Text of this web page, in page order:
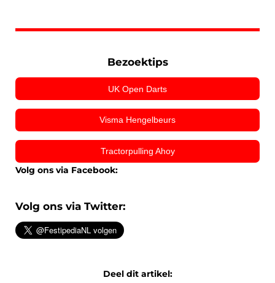
Bezoektips
UK Open Darts
Visma Hengelbeurs
Tractorpulling Ahoy
Volg ons via Facebook:
Volg ons via Twitter:
Deel dit artikel: